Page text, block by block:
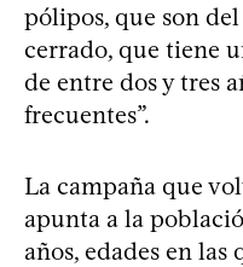
pólipos, que son
cerrado, que tiene
de entre dos y tres
frecuentes”.
La campaña que
apunta a la
años, edades en las